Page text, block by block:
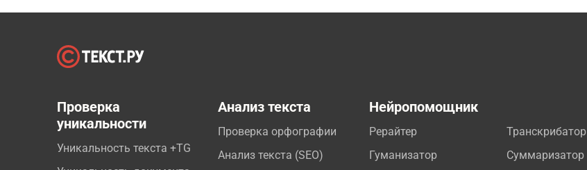
Проверка
уникальности
Уникальность текста +TG
Анализ текста
Проверка орфографии
Анализ текста (SEO)
Нейропомощник
Рерайтер
Гуманизатор
Транскрибатор
Суммаризатор